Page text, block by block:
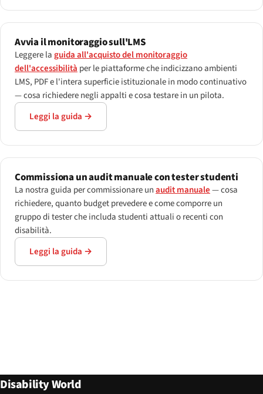
Avvia il monitoraggio sull'LMS
Leggere laguida all'acquisto del monitoraggio
dell'accessibilità per le piattaforme che indicizzano ambienti
LMS, PDF e l'intera superficie istituzionale in modo continuativo
— cosa richiedere negli appalti e cosa testare in un pilota.
Leggi la guida →
Commissiona un audit manuale con tester studenti
La nostra guida per commissionare unaudit manuale— cosa
richiedere, quanto budget prevedere e come comporre un
gruppo di tester che includa studenti attuali o recenti con
disabilità.
Leggi la guida →
Disability World